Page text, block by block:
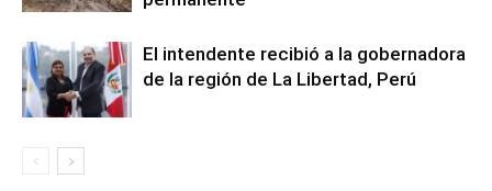
El intendente recibió a la gobernadora
de la región de La Libertad, Perú